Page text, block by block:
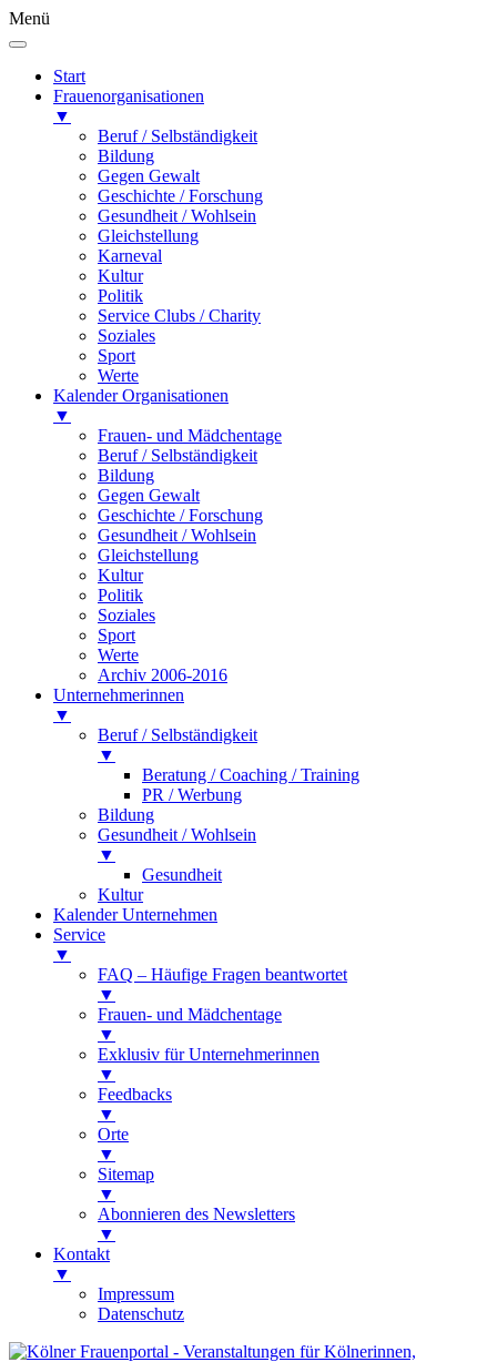
Menü
Start
Frauenorganisationen
▼
Beruf / Selbständigkeit
Bildung
Gegen Gewalt
Geschichte / Forschung
Gesundheit / Wohlsein
Gleichstellung
Karneval
Kultur
Politik
Service Clubs / Charity
Soziales
Sport
Werte
Kalender Organisationen
▼
Frauen- und Mädchentage
Beruf / Selbständigkeit
Bildung
Gegen Gewalt
Geschichte / Forschung
Gesundheit / Wohlsein
Gleichstellung
Kultur
Politik
Soziales
Sport
Werte
Archiv 2006-2016
Unternehmerinnen
▼
Beruf / Selbständigkeit
▼
Beratung / Coaching / Training
PR / Werbung
Bildung
Gesundheit / Wohlsein
▼
Gesundheit
Kultur
Kalender Unternehmen
Service
▼
FAQ – Häufige Fragen beantwortet
▼
Frauen- und Mädchentage
▼
Exklusiv für Unternehmerinnen
▼
Feedbacks
▼
Orte
▼
Sitemap
▼
Abonnieren des Newsletters
▼
Kontakt
▼
Impressum
Datenschutz